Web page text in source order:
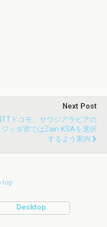
Next Post
ドコモ、サウジアラビアの
ジッダ市ではZain KSAを選択
するよう案内
top
Desktop